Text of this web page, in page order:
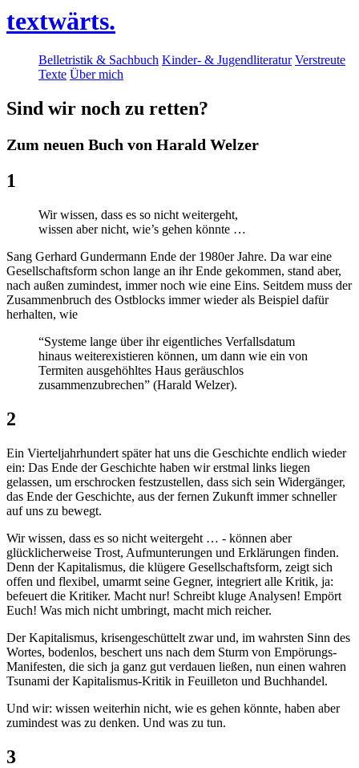
textwärts.
Belletristik & Sachbuch Kinder- & Jugendliteratur Verstreute
Texte Über mich
Sind wir noch zu retten?
Zum neuen Buch von Harald Welzer
1
Wir wissen, dass es so nicht weitergeht,
wissen aber nicht, wie’s gehen könnte …
Sang Gerhard Gundermann Ende der 1980er Jahre. Da war eine
Gesellschaftsform schon lange an ihr Ende gekommen, stand aber,
nach außen zumindest, immer noch wie eine Eins. Seitdem muss der
Zusammenbruch des Ostblocks immer wieder als Beispiel dafür
herhalten, wie
“Systeme lange über ihr eigentliches Verfallsdatum
hinaus weiterexistieren können, um dann wie ein von
Termiten ausgehöhltes Haus geräuschlos
zusammenzubrechen” (Harald Welzer).
2
Ein Vierteljahrhundert später hat uns die Geschichte endlich wieder
ein: Das Ende der Geschichte haben wir erstmal links liegen
gelassen, um erschrocken festzustellen, dass sich sein Widergänger,
das Ende der Geschichte, aus der fernen Zukunft immer schneller
auf uns zu bewegt.
Wir wissen, dass es so nicht weitergeht … - können aber
glücklicherweise Trost, Aufmunterungen und Erklärungen finden.
Denn der Kapitalismus, die klügere Gesellschaftsform, zeigt sich
offen und flexibel, umarmt seine Gegner, integriert alle Kritik, ja:
befeuert die Kritiker. Macht nur! Schreibt kluge Analysen! Empört
Euch! Was mich nicht umbringt, macht mich reicher.
Der Kapitalismus, krisengeschüttelt zwar und, im wahrsten Sinn des
Wortes, bodenlos, beschert uns nach dem Sturm von Empörungs-
Manifesten, die sich ja ganz gut verdauen ließen, nun einen wahren
Tsunami der Kapitalismus-Kritik in Feuilleton und Buchhandel.
Und wir: wissen weiterhin nicht, wie es gehen könnte, haben aber
zumindest was zu denken. Und was zu tun.
3